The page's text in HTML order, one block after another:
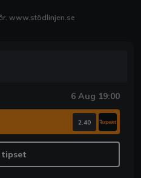
www.stödlinjen.se
6 Aug 19:00
2.40
tipset